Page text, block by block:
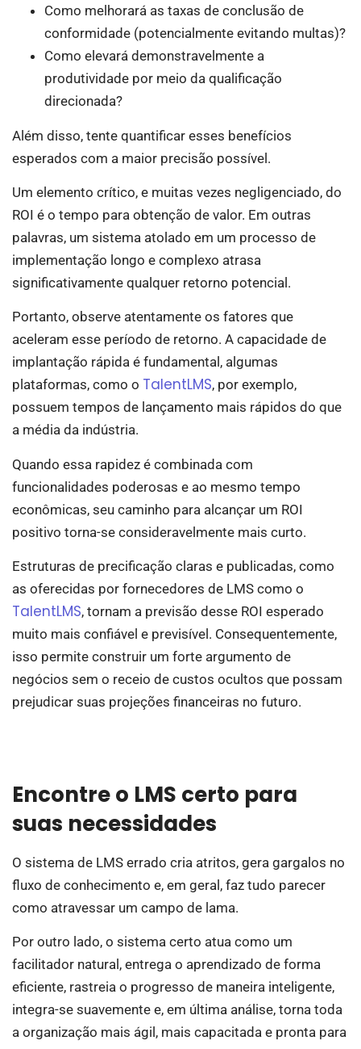
Como melhorará as taxas de conclusão de
conformidade (potencialmente evitando multas)?
Como elevará demonstravelmente a
produtividade por meio da qualificação
direcionada?
Além disso, tente quantificar esses benefícios
esperados com a maior precisão possível.
Um elemento crítico, e muitas vezes negligenciado, do
ROI é o tempo para obtenção de valor. Em outras
palavras, um sistema atolado em um processo de
implementação longo e complexo atrasa
significativamente qualquer retorno potencial.
Portanto, observe atentamente os fatores que
aceleram esse período de retorno. A capacidade de
implantação rápida é fundamental, algumas
plataformas, como o TalentLMS, por exemplo,
possuem tempos de lançamento mais rápidos do que
a média da indústria.
Quando essa rapidez é combinada com
funcionalidades poderosas e ao mesmo tempo
econômicas, seu caminho para alcançar um ROI
positivo torna-se consideravelmente mais curto.
Estruturas de precificação claras e publicadas, como
as oferecidas por fornecedores de LMS como o
TalentLMS, tornam a previsão desse ROI esperado
muito mais confiável e previsível. Consequentemente,
isso permite construir um forte argumento de
negócios sem o receio de custos ocultos que possam
prejudicar suas projeções financeiras no futuro.
Encontre o LMS certo para
suas necessidades
O sistema de LMS errado cria atritos, gera gargalos no
fluxo de conhecimento e, em geral, faz tudo parecer
como atravessar um campo de lama.
Por outro lado, o sistema certo atua como um
facilitador natural, entrega o aprendizado de forma
eficiente, rastreia o progresso de maneira inteligente,
integra-se suavemente e, em última análise, torna toda
a organização mais ágil, mais capacitada e pronta para